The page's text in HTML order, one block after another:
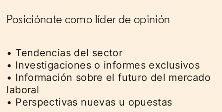
Posiciónate como líder de opinión
• Tendencias del sector
• Investigaciones o informes exclusivos
• Información sobre el futuro del mercado
laboral
• Perspectivas nuevas u opuestas